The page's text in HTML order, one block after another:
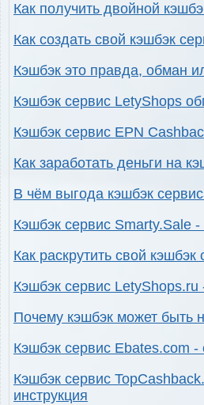
Как получить двойной
Как создать свой кэшбэк
Кэшбэк это правда, обман
Кэшбэк сервис LetyShops
Кэшбэк сервис EPN
Как заработать деньги на
В чём выгода кэшбэк
Кэшбэк сервис Smarty.Sale -
Как раскрутить свой кэшбэк
Кэшбэк сервис LetyShops.ru
Почему кэшбэк может быть
Кэшбэк сервис Ebates.com -
Кэшбэк сервис
инструкция